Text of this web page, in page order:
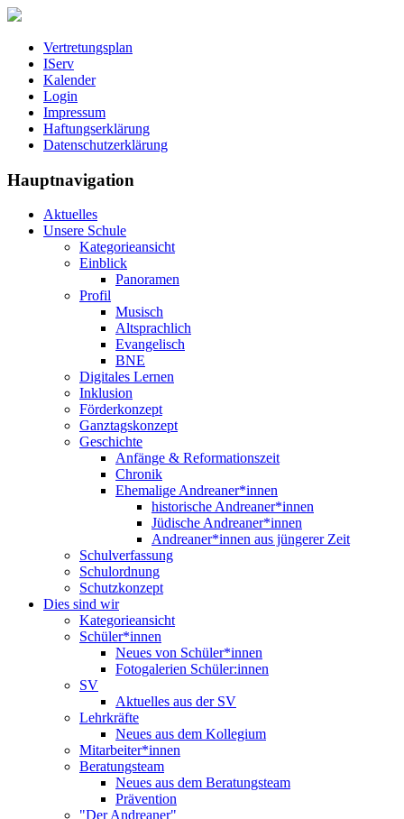
Vertretungsplan
IServ
Kalender
Login
Impressum
Haftungserklärung
Datenschutzerklärung
Hauptnavigation
Aktuelles
Unsere Schule
Kategorieansicht
Einblick
Panoramen
Profil
Musisch
Altsprachlich
Evangelisch
BNE
Digitales Lernen
Inklusion
Förderkonzept
Ganztagskonzept
Geschichte
Anfänge & Reformationszeit
Chronik
Ehemalige Andreaner*innen
historische Andreaner*innen
Jüdische Andreaner*innen
Andreaner*innen aus jüngerer Zeit
Schulverfassung
Schulordnung
Schutzkonzept
Dies sind wir
Kategorieansicht
Schüler*innen
Neues von Schüler*innen
Fotogalerien Schüler:innen
SV
Aktuelles aus der SV
Lehrkräfte
Neues aus dem Kollegium
Mitarbeiter*innen
Beratungsteam
Neues aus dem Beratungsteam
Prävention
"Der Andreaner"